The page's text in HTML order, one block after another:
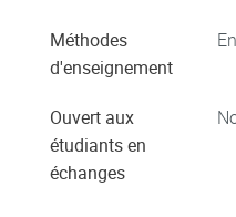
Méthodes
d'enseignement
Ouvert aux
étudiants en
échanges